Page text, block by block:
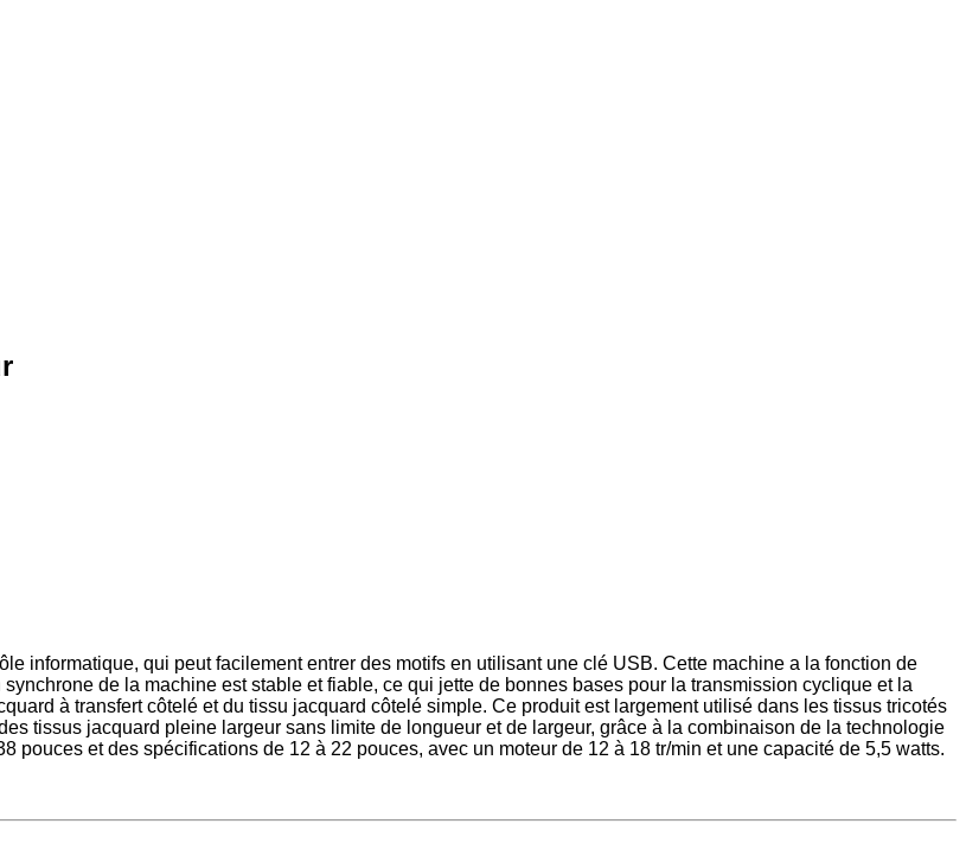
informatique, qui peut facilement entrer des motifs en utilisant une clé USB. Cette machine a la fonction de
de la machine est stable et fiable, ce qui jette de bonnes bases pour la transmission cyclique et la
à transfert côtelé et du tissu jacquard côtelé simple. Ce produit est largement utilisé dans les tissus tricotés
tissus jacquard pleine largeur sans limite de longueur et de largeur, grâce à la combinaison de la technologie
pouces et des spécifications de 12 à 22 pouces, avec un moteur de 12 à 18 tr/min et une capacité de 5,5 watts.